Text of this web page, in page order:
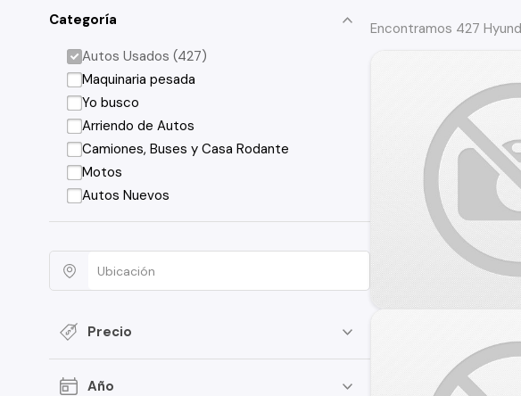
Categoría
Autos Usados (427)
Maquinaria pesada
Yo busco
Arriendo de Autos
Camiones, Buses y Casa Rodante
Motos
Autos Nuevos
Precio
Año
Encontramos 427